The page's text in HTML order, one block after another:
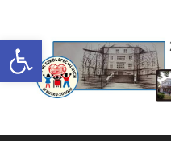
Otwórz pasek narzędzi
treści